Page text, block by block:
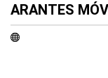
ARANTES